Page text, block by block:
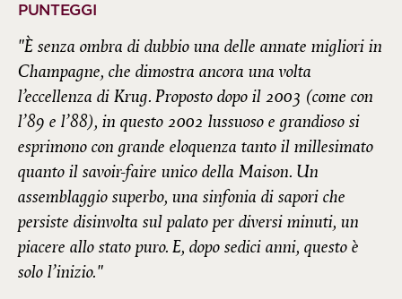
PUNTEGGI
"È senza ombra di dubbio una delle annate migliori in
Champagne, che dimostra ancora una volta
l’eccellenza di Krug. Proposto dopo il 2003 (come con
l’89 e l’88), in questo 2002 lussuoso e grandioso si
esprimono con grande eloquenza tanto il millesimato
quanto il savoir-faire unico della Maison. Un
assemblaggio superbo, una sinfonia di sapori che
persiste disinvolta sul palato per diversi minuti, un
piacere allo stato puro. E, dopo sedici anni, questo è
solo l’inizio."